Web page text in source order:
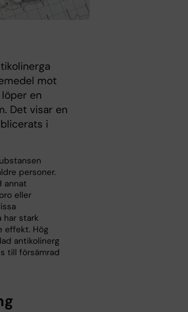
mot
en
Det visar en
i
personer.
annat
eller
har stark
effekt. Hög
antikolinerg
till försämrad